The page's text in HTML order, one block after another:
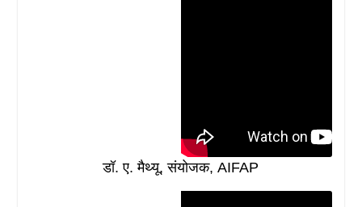
डॉ. ए. मैथ्यू, संयोजक, AIFAP